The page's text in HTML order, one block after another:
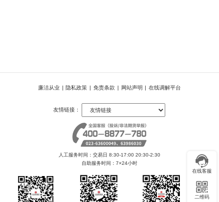
在线客服
二维码
廉洁从业 | 隐私政策 | 免责条款 | 网站声明 | 在线调解平台
友情链接：
人工服务时间：交易日 8:30-17:00 20:30-2:30
自助服务时间：7×24小时